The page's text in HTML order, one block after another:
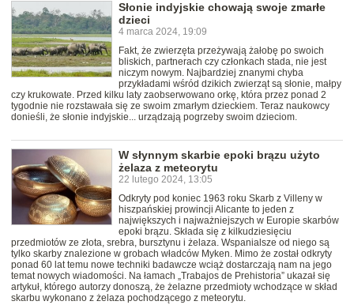
Słonie indyjskie chowają swoje zmarłe
dzieci
4 marca 2024, 19:09
Fakt, że zwierzęta przeżywają żałobę po swoich
bliskich, partnerach czy członkach stada, nie jest
niczym nowym. Najbardziej znanymi chyba
przykładami wśród dzikich zwierząt są słonie, małpy
czy krukowate. Przed kilku laty zaobserwowano orkę, która przez ponad 2
tygodnie nie rozstawała się ze swoim zmarłym dzieckiem. Teraz naukowcy
donieśli, że słonie indyjskie... urządzają pogrzeby swoim dzieciom.
W słynnym skarbie epoki brązu użyto
żelaza z meteorytu
22 lutego 2024, 13:05
Odkryty pod koniec 1963 roku Skarb z Villeny w
hiszpańskiej prowincji Alicante to jeden z
największych i najważniejszych w Europie skarbów
epoki brązu. Składa się z kilkudziesięciu
przedmiotów ze złota, srebra, bursztynu i żelaza. Wspanialsze od niego są
tylko skarby znalezione w grobach władców Myken. Mimo że został odkryty
ponad 60 lat temu nowe techniki badawcze wciąż dostarczają nam na jego
temat nowych wiadomości. Na łamach „Trabajos de Prehistoria” ukazał się
artykuł, którego autorzy donoszą, że żelazne przedmioty wchodzące w skład
skarbu wykonano z żelaza pochodzącego z meteorytu.